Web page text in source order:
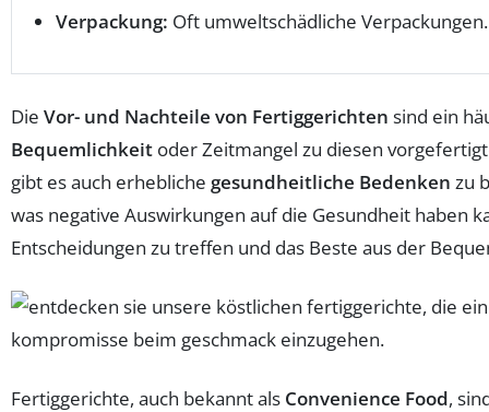
Verpackung: Oft umweltschädliche Verpackungen.
Die Vor- und Nachteile von Fertiggerichten sind ein
Bequemlichkeit oder Zeitmangel zu diesen
gibt es auch erhebliche gesundheitliche Bedenken zu
was negative Auswirkungen auf die Gesundheit haben
Entscheidungen zu treffen und das Beste aus der
Fertiggerichte, auch bekannt als Convenience Food,